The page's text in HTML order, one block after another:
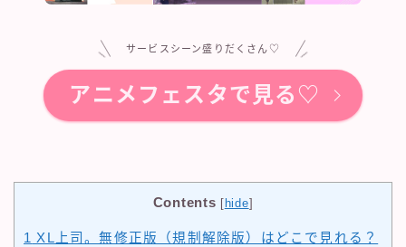
サービスシーン盛りだくさん♡
アニメフェスタで見る♡
Contents [hide]
1 XL上司。無修正版（規制解除版）はどこで見れる？